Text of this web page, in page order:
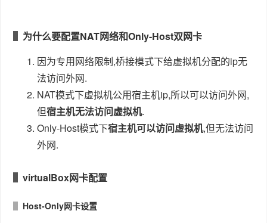
为什么要配置NAT网络和Only-Host双网卡
因为专用网络限制,桥接模式下给虚拟机分配的ip无
法访问外网.
NAT模式下虚拟机公用宿主机ip,所以可以访问外网,
但宿主机无法访问虚拟机.
Only-Host模式下宿主机可以访问虚拟机,但无法访问
外网.
virtualBox网卡配置
Host-Only网卡设置